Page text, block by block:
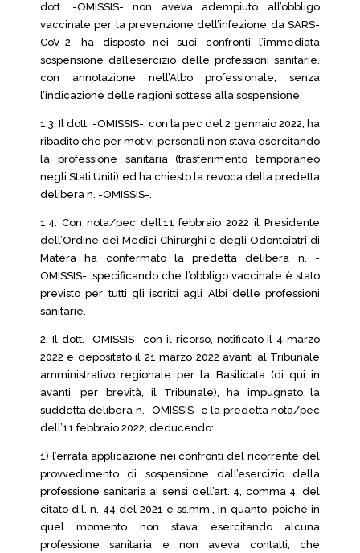
dott. -OMISSIS- non aveva adempiuto all’obbligo
vaccinale per la prevenzione dell’infezione da SARS-
CoV-2, ha disposto nei suoi confronti l’immediata
sospensione dall’esercizio delle professioni sanitarie,
con annotazione nell’Albo professionale, senza
l’indicazione delle ragioni sottese alla sospensione.
1.3. Il dott. -OMISSIS-, con la pec del 2 gennaio 2022, ha
ribadito che per motivi personali non stava esercitando
la professione sanitaria (trasferimento temporaneo
negli Stati Uniti) ed ha chiesto la revoca della predetta
delibera n. -OMISSIS-.
1.4. Con nota/pec dell’11 febbraio 2022 il Presidente
dell’Ordine dei Medici Chirurghi e degli Odontoiatri di
Matera ha confermato la predetta delibera n. -
OMISSIS-, specificando che l’obbligo vaccinale è stato
previsto per tutti gli iscritti agli Albi delle professioni
sanitarie.
2. Il dott. -OMISSIS- con il ricorso, notificato il 4 marzo
2022 e depositato il 21 marzo 2022 avanti al Tribunale
amministrativo regionale per la Basilicata (di qui in
avanti, per brevità, il Tribunale), ha impugnato la
suddetta delibera n. -OMISSIS- e la predetta nota/pec
dell’11 febbraio 2022, deducendo:
1) l’errata applicazione nei confronti del ricorrente del
provvedimento di sospensione dall’esercizio della
professione sanitaria ai sensi dell’art. 4, comma 4, del
citato d.l. n. 44 del 2021 e ss.mm., in quanto, poiché in
quel momento non stava esercitando alcuna
professione sanitaria e non aveva contatti, che